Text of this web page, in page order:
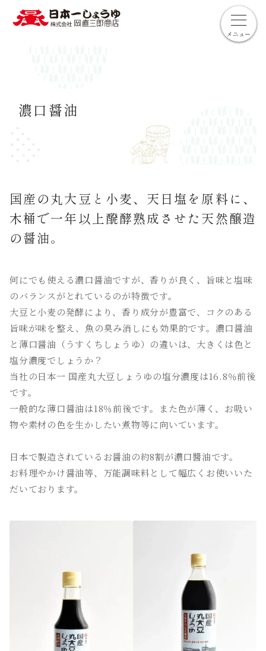
濃口醤油
国産の丸大豆と小麦、天日塩を原料に、
木桶で一年以上醗酵熟成させた天然醸造
の醤油。
何にでも使える濃口醤油ですが、香りが良く、旨味と塩味
のバランスがとれているのが特徴です。
大豆と小麦の発酵により、香り成分が豊富で、コクのある
旨味が味を整え、魚の臭み消しにも効果的です。濃口醤油
と薄口醤油（うすくちしょうゆ）の違いは、大きくは色と
塩分濃度でしょうか？
当社の日本一 国産丸大豆しょうゆの塩分濃度は16.8％前後
です。
一般的な薄口醤油は18％前後です。また色が薄く、お吸い
物や素材の色を生かしたい煮物等に向いています。
日本で製造されているお醤油の約8割が濃口醬油です。
お料理やかけ醤油等、万能調味料として幅広くお使いいた
だいております。
メニュー